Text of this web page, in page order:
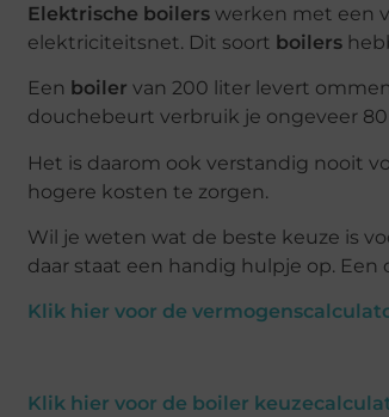
Elektrische boilers werken met een
elektriciteitsnet. Dit soort boilers
Een boiler van 200 liter levert
douchebeurt verbruik je ongeveer
Het is daarom ook verstandig nooit
hogere kosten te zorgen.
Wil je weten wat de beste keuze is
daar staat een handig hulpje op. Een
Klik hier voor de
Klik hier voor de boiler